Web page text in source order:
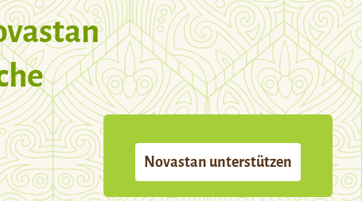
Novastan unterstützen